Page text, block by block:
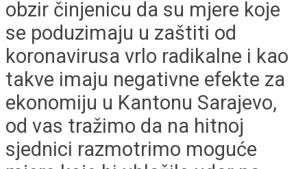
obzir činjenicu da su mjere koje
se poduzimaju u zaštiti od
koronavirusa vrlo radikalne i kao
takve imaju negativne efekte za
ekonomiju u Kantonu Sarajevo,
od vas tražimo da na hitnoj
sjednici razmotrimo moguće